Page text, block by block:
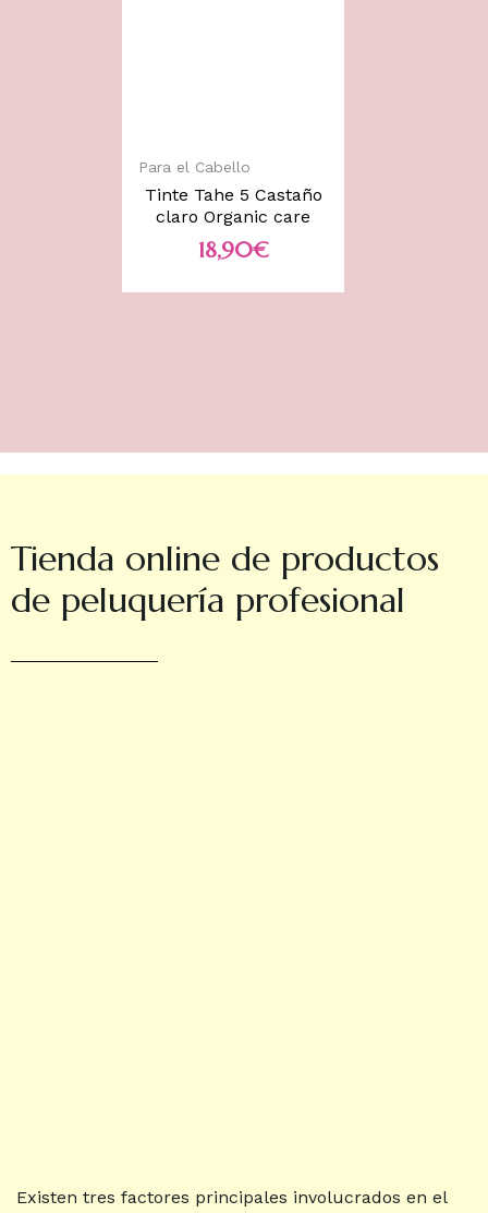
Para el Cabello
Tinte Tahe 5 Castaño
claro Organic care
18,90€
Tienda online de productos
de peluquería profesional
Existen tres factores principales involucrados en el